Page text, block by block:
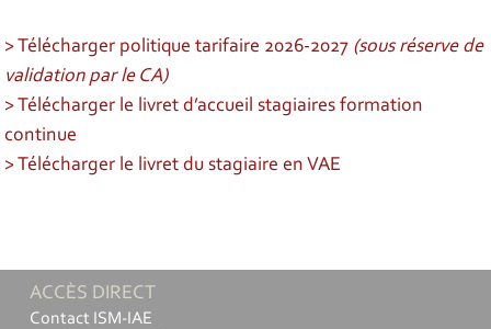
> Télécharger politique tarifaire 2026-2027 (sous réserve de
validation par le CA)
> Télécharger le livret d’accueil stagiaires formation
continue
> Télécharger le livret du stagiaire en VAE
ACCÈS DIRECT
Contact ISM-IAE